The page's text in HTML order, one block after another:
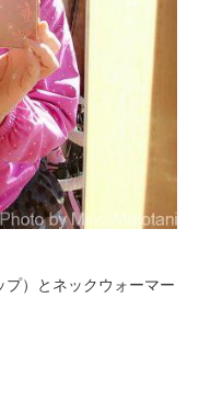
）とネックウォーマー